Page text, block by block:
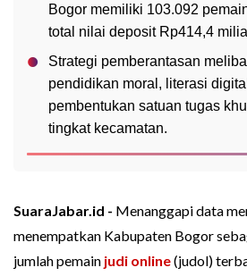
Bogor memiliki 103.092
total nilai deposit Rp414,4
Strategi pemberantasan
pendidikan moral, literasi
pembentukan satuan tugas
tingkat kecamatan.
SuaraJabar.id - Menanggapi data
menempatkan Kabupaten Bogor
jumlah pemain judi online(judol)